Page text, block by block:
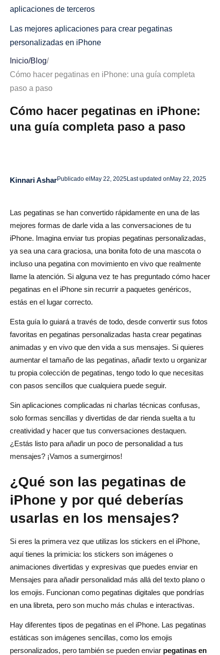
aplicaciones de terceros
Las mejores aplicaciones para crear pegatinas
personalizadas en iPhone
Guía paso a paso para crear pegatinas personalizadas
con una aplicación
en el iPhone
Cómo hacer pegatinas en vivo y pegatinas en
Creación de pegatinas dinámicas con Live Photos
Consejos para exportar y usar pegatinas interactivas en
todas las aplicaciones
Cómo compartir y usar tus pegatinas en varios
dispositivos y plataformas
Sincronización de pegatinas en tus dispositivos Apple
con iCloud
Exportación de pegatinas para usarlas en otras
aplicaciones de mensajería
Consejos y trucos avanzados para hacer pegatinas en el
iPhone
Cómo hacer pegatinas con fondos transparentes
Agregar toques personales: texto, emojis y efectos
Solución de problemas comunes de pegatinas en el
iPhone
Conclusión
Preguntas frecuentes sobre la creación de pegatinas en
el iPhone
¿Puedo crear pegatinas animadas a partir de Live
Photos?
¿Cómo añado efectos a mis pegatinas?
¿Puedo usar mis pegatinas en otros dispositivos?
¿Cómo elimino una pegatina?
Inicio/Blog/
Cómo hacer pegatinas en iPhone: una guía completa
paso a paso
Cómo hacer pegatinas en iPhone:
una guía completa paso a paso
Kinnari AsharPublicado el May 22, 2025Last updated on May 22, 2025
Las pegatinas se han convertido rápidamente en una de las
mejores formas de darle vida a las conversaciones de tu
iPhone. Imagina enviar tus propias pegatinas personalizadas,
ya sea una cara graciosa, una bonita foto de una mascota o
incluso una pegatina con movimiento en vivo que realmente
llame la atención. Si alguna vez te has preguntado cómo hacer
pegatinas en el iPhone sin recurrir a paquetes genéricos,
estás en el lugar correcto.
Esta guía lo guiará a través de todo, desde convertir sus fotos
favoritas en pegatinas personalizadas hasta crear pegatinas
animadas y en vivo que den vida a sus mensajes. Si quieres
aumentar el tamaño de las pegatinas, añadir texto u organizar
tu propia colección de pegatinas, tengo todo lo que necesitas
con pasos sencillos que cualquiera puede seguir.
Sin aplicaciones complicadas ni charlas técnicas confusas,
solo formas sencillas y divertidas de dar rienda suelta a tu
creatividad y hacer que tus conversaciones destaquen.
¿Estás listo para añadir un poco de personalidad a tus
mensajes? ¡Vamos a sumergirnos!
¿Qué son las pegatinas de
iPhone y por qué deberías
usarlas en los mensajes?
Si eres la primera vez que utilizas los stickers en el iPhone,
aquí tienes la primicia: los stickers son imágenes o
animaciones divertidas y expresivas que puedes enviar en
Mensajes para añadir personalidad más allá del texto plano o
los emojis. Funcionan como pegatinas digitales que pondrías
en una libreta, pero son mucho más chulas e interactivas.
Hay diferentes tipos de pegatinas en el iPhone. Las pegatinas
estáticas son imágenes sencillas, como los emojis
personalizados, pero también se pueden enviar pegatinas en